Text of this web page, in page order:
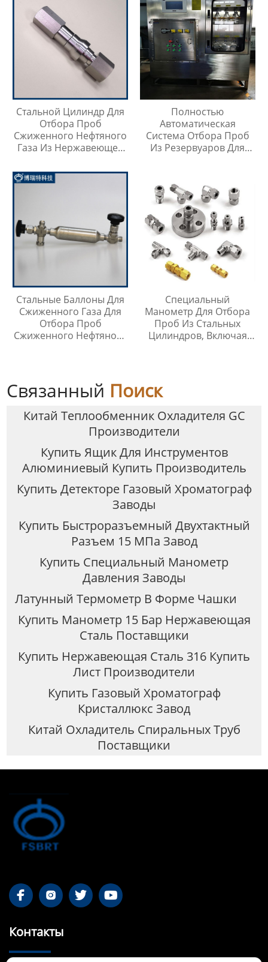
Стальной Цилиндр Для
Отбора Проб
Сжиженного Нефтяного
Газа Из Нержавеющей
Быстрого Соединителя
Полностью
Автоматическая
Система Отбора Проб
Из Резервуаров Для
Стальные Баллоны Для
Сжиженного Газа Для
Отбора Проб
Сжиженного Нефтяного
Специальный
Манометр Для Отбора
Проб Из Стальных
Цилиндров, Включая
Связанный Поиск
Китай Теплообменник Охладителя GC
Производители
Купить Ящик Для Инструментов
Алюминиевый Купить Производитель
Купить Детекторе Газовый Хроматограф
Заводы
Купить Быстроразъемный Двухтактный
Разъем 15 МПа Завод
Купить Специальный Манометр
Давления Заводы
Латунный Термометр В Форме Чашки
Купить Манометр 15 Бар Нержавеющая
Сталь Поставщики
Купить Нержавеющая Сталь 316 Купить
Лист Производители
Купить Газовый Хроматограф
Кристаллюкс Завод
Китай Охладитель Спиральных Труб
Поставщики
   
Контакты